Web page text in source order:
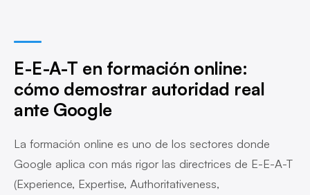
E-E-A-T en formación online:
cómo demostrar autoridad real
ante Google
La formación online es uno de los sectores donde
Google aplica con más rigor las directrices de E-E-A-T
(Experience, Expertise, Authoritativeness,